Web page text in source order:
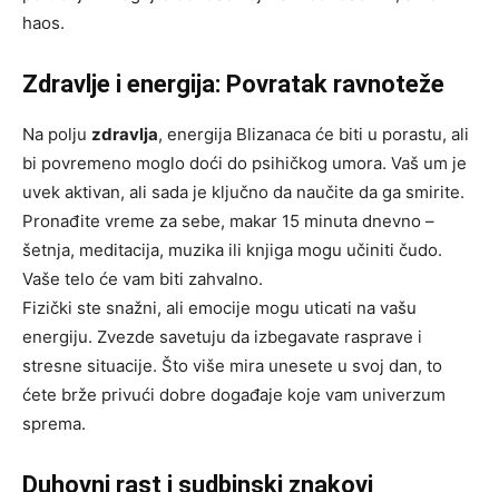
haos.
Zdravlje i energija: Povratak ravnoteže
Na polju zdravlja, energija Blizanaca će biti u porastu, ali
bi povremeno moglo doći do psihičkog umora. Vaš um je
uvek aktivan, ali sada je ključno da naučite da ga smirite.
Pronađite vreme za sebe, makar 15 minuta dnevno –
šetnja, meditacija, muzika ili knjiga mogu učiniti čudo.
Vaše telo će vam biti zahvalno.
Fizički ste snažni, ali emocije mogu uticati na vašu
energiju. Zvezde savetuju da izbegavate rasprave i
stresne situacije. Što više mira unesete u svoj dan, to
ćete brže privući dobre događaje koje vam univerzum
sprema.
Duhovni rast i sudbinski znakovi